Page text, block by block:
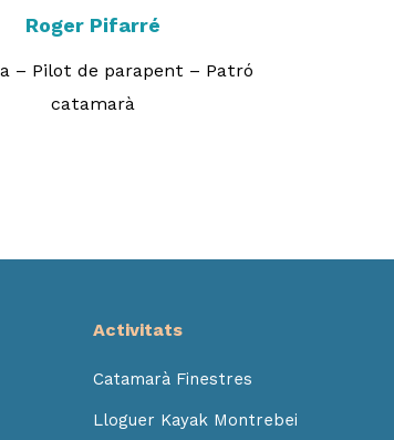
Roger Pifarré
– Pilot de parapent – Patró
catamarà
Activitats
Catamarà Finestres
Lloguer Kayak Montrebei